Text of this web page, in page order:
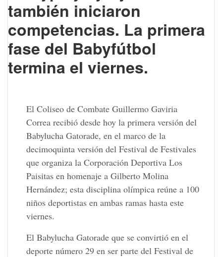
también iniciaron
competencias. La primera
fase del Babyfútbol
termina el viernes.
El Coliseo de Combate Guillermo Gaviria
Correa recibió desde hoy la primera versión del
Babylucha Gatorade, en el marco de la
decimoquinta versión del Festival de Festivales
que organiza la Corporación Deportiva Los
Paisitas en homenaje a Gilberto Molina
Hernández; esta disciplina olímpica reúne a 100
niños deportistas en ambas ramas hasta este
viernes.
El Babylucha Gatorade que se convirtió en el
deporte número 29 en ser parte del Festival de